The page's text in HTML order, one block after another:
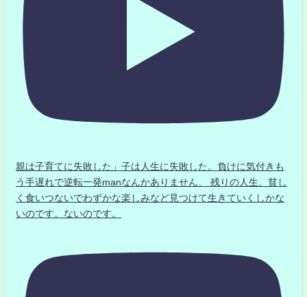
親は子育てに失敗した」子は人生に失敗した。負けに気付きも
う手遅れで逆転一発manなんかありません、 残りの人生、貧し
く食いつないでわずかな楽しみなど見つけて生きていくしかな
いのです。ないのです。